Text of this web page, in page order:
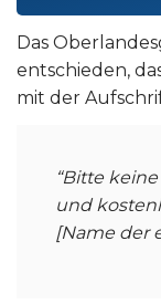
Das
entschieden,
mit der
“Bitte
und
[Name der